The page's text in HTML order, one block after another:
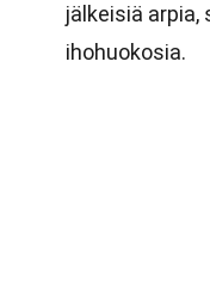
jälkeisiä
ihohuokosia.